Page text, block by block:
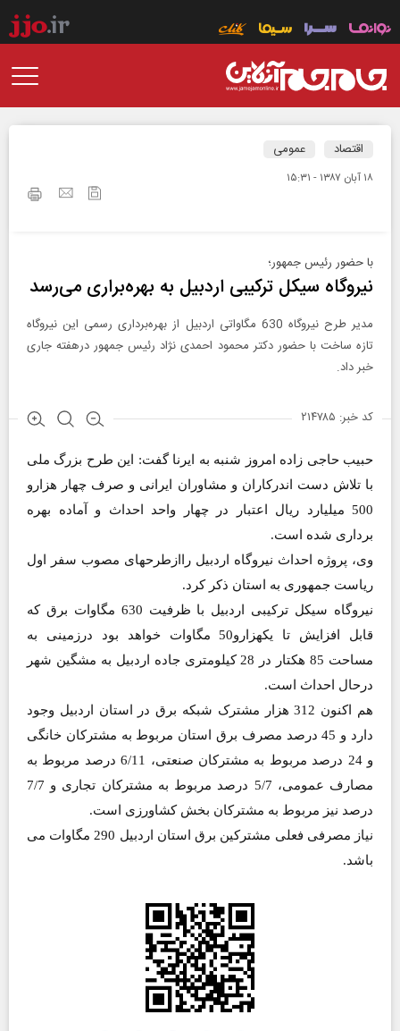
اقتصاد عمومی
۱۸ آبان ۱۳۸۷ - ۱۵:۳۱
با حضور رئیس جمهور؛
نیروگاه سیکل ترکیبی اردبیل به بهره‌براری می‌رسد
مدیر طرح نیروگاه 630 مگاواتی اردبیل از بهره‌برداری رسمی این نیروگاه
تازه ساخت با حضور دکتر محمود احمدی نژاد رئیس جمهور درهفته جاری
خبر داد.
کد خبر: ۲۱۴۷۸۵
حبیب حاجی زاده امروز شنبه به ایرنا گفت: این طرح بزرگ ملی
با تلاش دست اندرکاران و مشاوران ایرانی و صرف چهار هزارو
500 میلیارد ریال اعتبار در چهار واحد احداث و آماده بهره
برداری شده است.
وی، پروژه احداث نیروگاه اردبیل راازطرحهای مصوب سفر اول
ریاست جمهوری به استان ذکر کرد.
نیروگاه سیکل ترکیبی اردبیل با ظرفیت 630 مگاوات برق که
قابل افزایش تا یکهزارو50 مگاوات خواهد بود درزمینی به
مساحت 85 هکتار در 28 کیلومتری جاده اردبیل به مشگین شهر
درحال احداث است.
هم اکنون 312 هزار مشترک شبکه برق در استان اردبیل وجود
دارد و 45 درصد مصرف برق استان مربوط به مشترکان خانگی
و 24 درصد مربوط به مشترکان صنعتی، 6/11 درصد مربوط به
مصارف عمومی، 5/7 درصد مربوط به مشترکان تجاری و 7/7
درصد نیز مربوط به مشترکان بخش کشاورزی است.
نیاز مصرفی فعلی مشترکین برق استان اردبیل 290 مگاوات می
باشد.